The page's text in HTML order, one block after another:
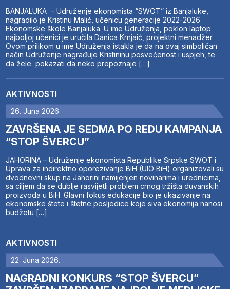
BANJALUKA – Udruženje ekonomista “SWOT” iz Banjaluke,
nagradilo je Kristinu Malić, učenicu generacije 2022-2026
Ekonomske škole Banjaluka. U ime Udruženja, poklon laptop
najboljoj učenici je uručila Danica Krnjaić, projektni menadžer.
Ovom prilikom u ime Udruženja istakla je da na ovaj simboličan
način Udruženje nagrađuje Kristininu posvećenost i uspjeh, te
da žele pokazati da neko prepoznaje […]
AKTIVNOSTI
26. Juna 2026.
ZAVRŠENA JE SEDMA PO REDU KAMPANJA
“STOP ŠVERCU”
JAHORINA – Udruženje ekonomista Republike Srpske SWOT i
Uprava za indirektno oporezivanje BiH (UIO BiH) organizovali su
dvodnevni skup na Jahorini namijenjen novinarima i urednicima,
sa ciljem da se dublje rasvijetli problem crnog tržišta duvanskih
proizvoda u BiH. Glavni fokus edukacije bio je ukazivanje na
ekonomske štete i štetne posljedice koje siva ekonomija nanosi
budžetu […]
AKTIVNOSTI
22. Juna 2026.
NAGRADNI KONKURS “STOP ŠVERCU”